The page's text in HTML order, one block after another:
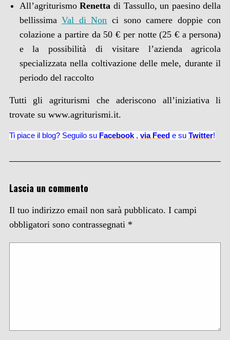
All’agriturismoRenetta di Tassullo, un paesino della
bellissimaVal di Non ci sono camere doppie con
colazione a partire da 50 € per notte (25 € a persona)
e la possibilità di visitare l’azienda agricola
specializzata nella coltivazione delle mele, durante il
periodo del raccolto
Tutti gli agriturismi che aderiscono all’iniziativa li
trovate su www.agriturismi.it.
Ti piace il blog? Seguilo su Facebook , via Feede su Twitter!
Lascia un commento
Il tuo indirizzo email non sarà pubblicato. I campi
obbligatori sono contrassegnati *